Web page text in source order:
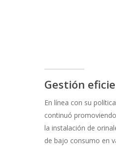
Gestión
En línea con su
continuó promoviendo
la instalación de
de bajo consumo en